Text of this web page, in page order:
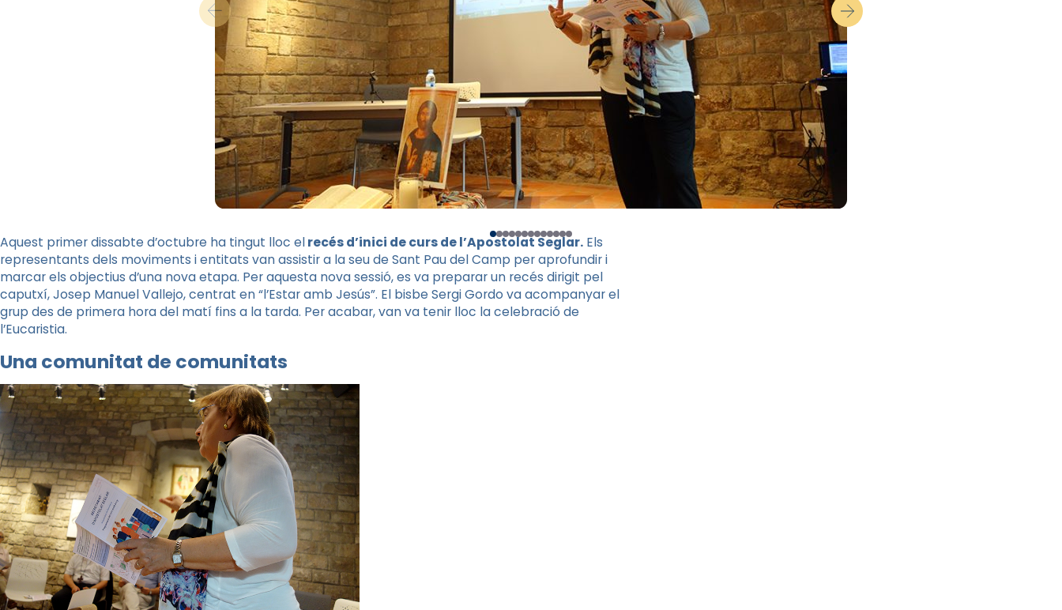
Aquest primer dissabte d’octubre ha tingut lloc elrecés d’inici de curs de l’Apostolat Seglar. Els
representants dels moviments i entitats van assistir a la seu de Sant Pau del Camp per aprofundir i
marcar els objectius d’una nova etapa. Per aquesta nova sessió, es va preparar un recés dirigit pel
caputxí, Josep Manuel Vallejo, centrat en “l’Estar amb Jesús”. El bisbe Sergi Gordo va acompanyar el
grup des de primera hora del matí fins a la tarda. Per acabar, van va tenir lloc la celebració de
l’Eucaristia.
Una comunitat de comunitats